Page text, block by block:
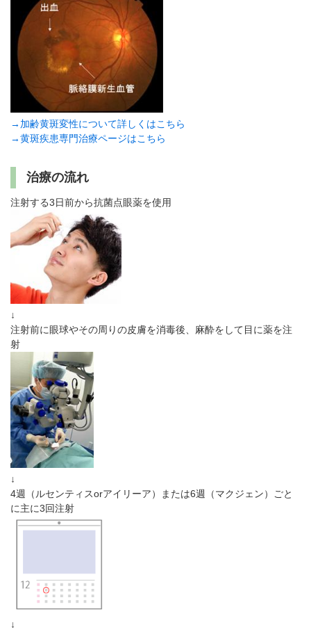
→加齢黄斑変性について詳しくはこちら
→黄斑疾患専門治療ページはこちら
治療の流れ
注射する3日前から抗菌点眼薬を使用
↓
注射前に眼球やその周りの皮膚を消毒後、麻酔をして目に薬を注
射
↓
4週（ルセンティスorアイリーア）または6週（マクジェン）ごと
に主に3回注射
↓